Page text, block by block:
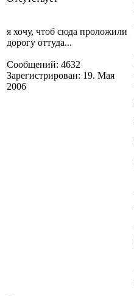
я хочу, чтоб сюда проложили
дорогу оттуда...
Сообщений: 4632
Зарегистрирован: 19. Мая
2006